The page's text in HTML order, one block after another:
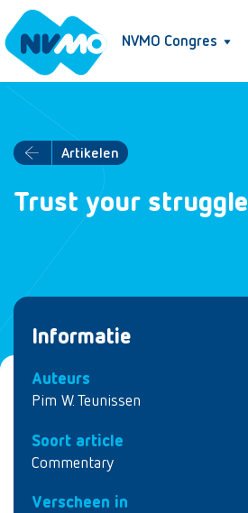
NVMO Congres
Artikelen
Trust your struggle
Informatie
Auteurs
Pim W. Teunissen
Soort article
Commentary
Verscheen in